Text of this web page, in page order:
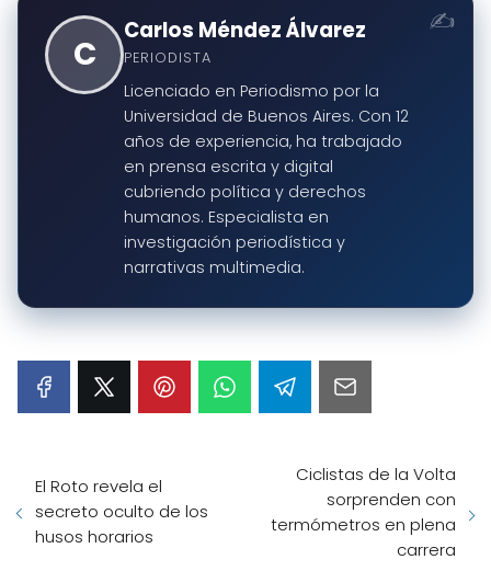
C
Carlos Méndez Álvarez
PERIODISTA
Licenciado en Periodismo por la
Universidad de Buenos Aires. Con 12
años de experiencia, ha trabajado
en prensa escrita y digital
cubriendo política y derechos
humanos. Especialista en
investigación periodística y
narrativas multimedia.
El Roto revela el
secreto oculto de los
husos horarios
Ciclistas de la Volta
sorprenden con
termómetros en plena
carrera